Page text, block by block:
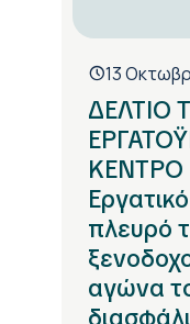
13
ΔΕΛΤΙΟ
ΚΕΝΤΡΟ
πλευρό
αγώνα